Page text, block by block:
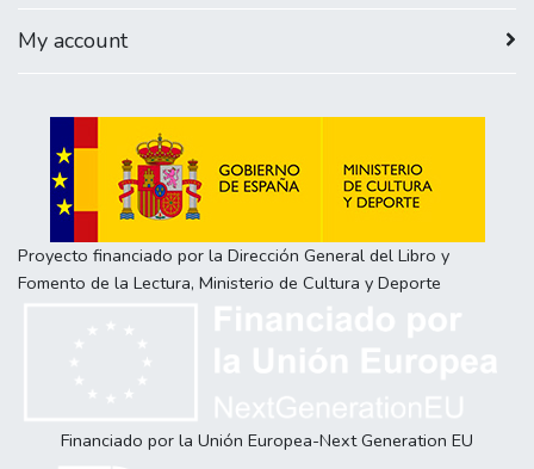
My account
Proyecto financiado por la Dirección General del Libro y
Fomento de la Lectura, Ministerio de Cultura y Deporte
Financiado por la Unión Europea-Next Generation EU